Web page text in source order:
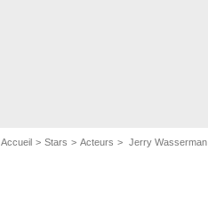
Accueil Stars Acteurs Jerry Wasserman